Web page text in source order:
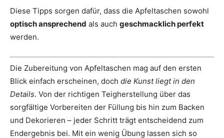
Diese Tipps sorgen dafür, dass die Apfeltaschen sowohl
optisch ansprechend als auch geschmacklich perfekt
werden.
Die Zubereitung von Apfeltaschen mag auf den ersten
Blick einfach erscheinen, doch die Kunst liegt in den
Details. Von der richtigen Teigherstellung über das
sorgfältige Vorbereiten der Füllung bis hin zum Backen
und Dekorieren – jeder Schritt trägt entscheidend zum
Endergebnis bei. Mit ein wenig Übung lassen sich so